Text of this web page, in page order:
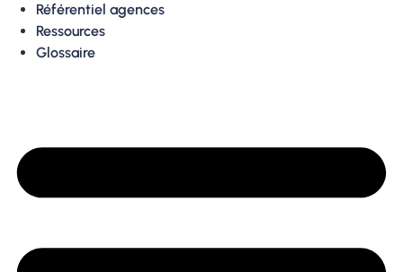
Référentiel agences
Ressources
Glossaire